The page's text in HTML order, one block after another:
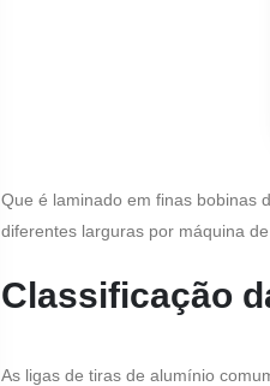
Que é laminado em finas bobinas
diferentes larguras por máquina
Classificação
As ligas de tiras de alumínio